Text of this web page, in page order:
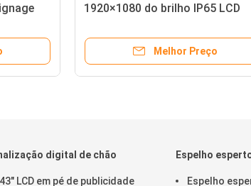
1920×1080 do brilho IP65 LCD
Melhor Preço
digital de chão
43" LCD em pé de publicidade
Espelho
Espelho